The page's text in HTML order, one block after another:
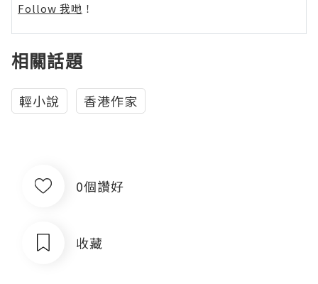
Follow 我哋 ！
相關話題
輕小說 香港作家
0個讚好
收藏